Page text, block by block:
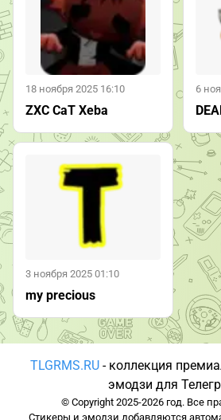
18 ноября 2025 16:10
ZXC CaT Xeba
6
3 ноября 2025 01:10
my precious
TLGRMS.RU - коллекция
эмодзи для
© Copyright 2025-2026 год. Все
Стикеры и эмодзи добавляются